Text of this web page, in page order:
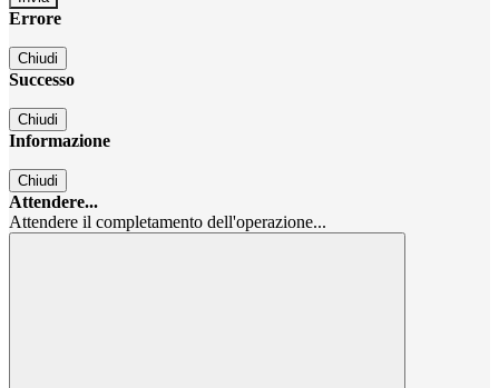
Errore
Chiudi
Successo
Chiudi
Informazione
Chiudi
Attendere...
Attendere il completamento dell'operazione...